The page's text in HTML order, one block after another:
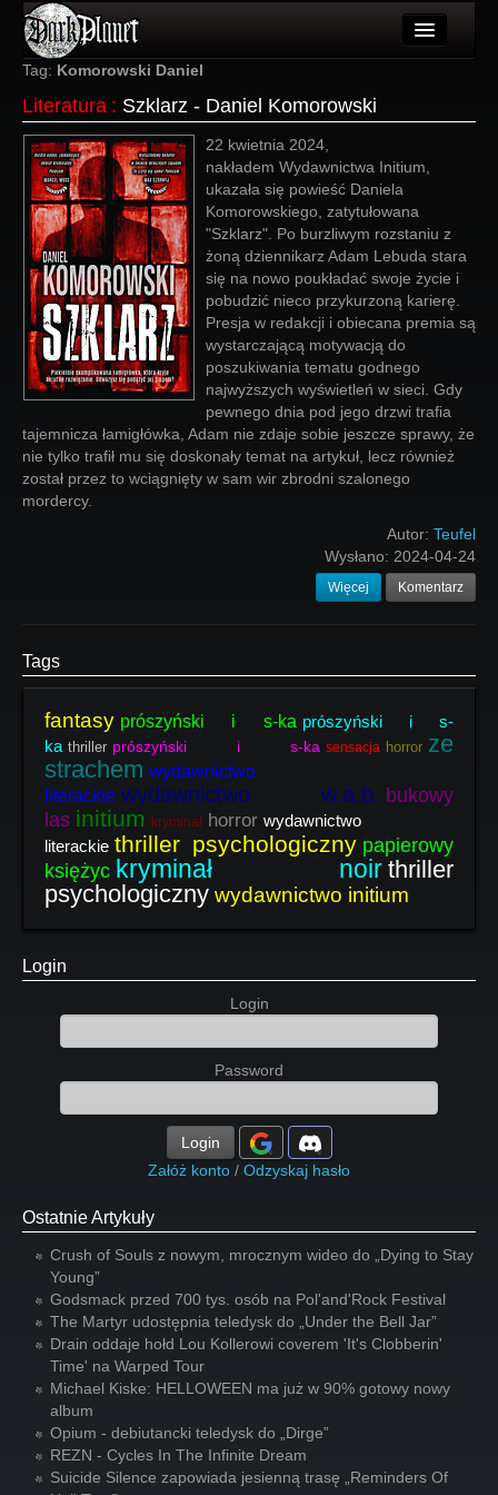
Artykuły
Użytkownicy
Wydarzenia
Galeria
Forum
Więcej
Login
Tag: Komorowski Daniel
Literatura : Szklarz - Daniel Komorowski
22 kwietnia 2024,
nakładem Wydawnictwa Initium,
ukazała się powieść Daniela
Komorowskiego, zatytułowana
"Szklarz". Po burzliwym rozstaniu z
żoną dziennikarz Adam Lebuda stara
się na nowo poukładać swoje życie i
pobudzić nieco przykurzoną karierę.
Presja w redakcji i obiecana premia są
wystarczającą motywacją do
poszukiwania tematu godnego
najwyższych wyświetleń w sieci. Gdy
pewnego dnia pod jego drzwi trafia
tajemnicza łamigłówka, Adam nie zdaje sobie jeszcze sprawy, że
nie tylko trafił mu się doskonały temat na artykuł, lecz również
został przez to wciągnięty w sam wir zbrodni szalonego
mordercy.
Autor: Teufel
Wysłano: 2024-04-24
Więcej Komentarz
Tags
fantasy prószyński i s-ka prószyński i s-
ka thriller prószyński i s-ka sensacja horror ze
strachem wydawnictwo
literackie wydawnictwo w.a.b. bukowy
las initium kryminał horror wydawnictwo
literackie thriller psychologiczny papierowy
księżyc kryminał noir thriller
psychologiczny wydawnictwo initium
Login
Login
Password
Login
Załóż konto / Odzyskaj hasło
Ostatnie Artykuły
Crush of Souls z nowym, mrocznym wideo do „Dying to Stay
Young”
Godsmack przed 700 tys. osób na Pol'and'Rock Festival
The Martyr udostępnia teledysk do „Under the Bell Jar”
Drain oddaje hołd Lou Kollerowi coverem 'It's Clobberin'
Time' na Warped Tour
Michael Kiske: HELLOWEEN ma już w 90% gotowy nowy
album
Opium - debiutancki teledysk do „Dirge”
REZN - Cycles In The Infinite Dream
Suicide Silence zapowiada jesienną trasę „Reminders Of